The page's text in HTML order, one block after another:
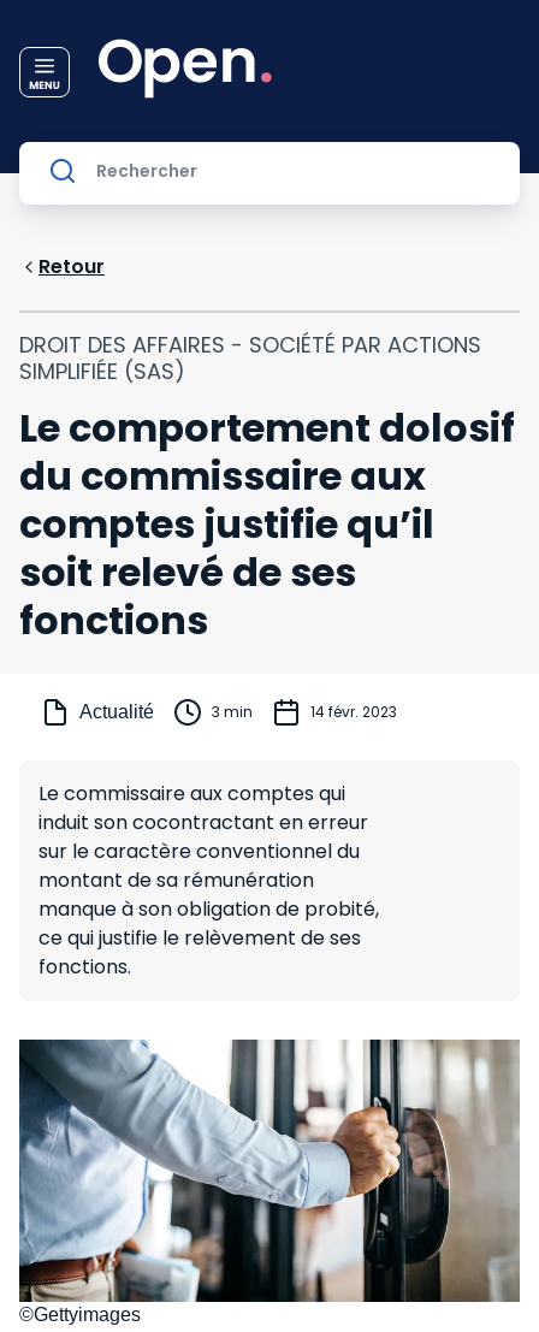
Retour
DROIT DES AFFAIRES - SOCIÉTÉ PAR ACTIONS
SIMPLIFIÉE (SAS)
Le comportement dolosif
du commissaire aux
comptes justifie qu’il
soit relevé de ses
fonctions
Actualité 3 min 14 févr. 2023
Le commissaire aux comptes qui
induit son cocontractant en erreur
sur le caractère conventionnel du
montant de sa rémunération
manque à son obligation de probité,
ce qui justifie le relèvement de ses
fonctions.
©Gettyimages